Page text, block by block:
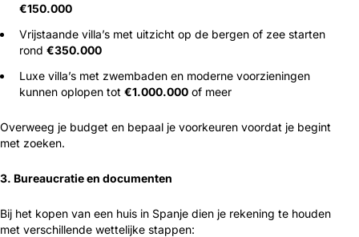
€150.000
Vrijstaande villa’s met uitzicht op de bergen of zee starten
rond €350.000
Luxe villa’s met zwembaden en moderne voorzieningen
kunnen oplopen tot €1.000.000 of meer
Overweeg je budget en bepaal je voorkeuren voordat je begint
met zoeken.
3. Bureaucratie en documenten
Bij het kopen van een huis in Spanje dien je rekening te houden
met verschillende wettelijke stappen: